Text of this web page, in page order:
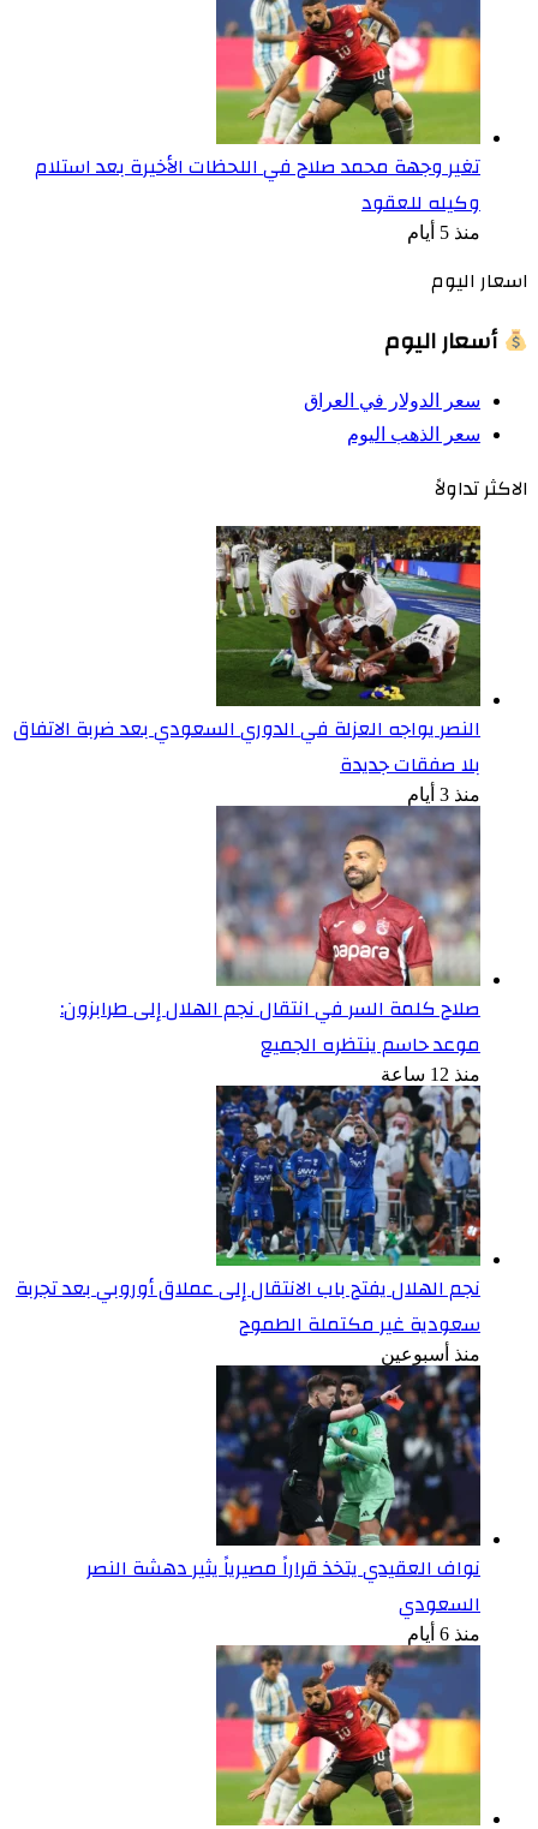
تغير وجهة محمد صلاح في اللحظات الأخيرة بعد استلام
وكيله للعقود
منذ 5 أيام
اسعار اليوم
أسعار اليوم
سعر الدولار في العراق
سعر الذهب اليوم
الاكثر تداولاً
النصر يواجه العزلة في الدوري السعودي بعد ضربة الاتفاق
بلا صفقات جديدة
منذ 3 أيام
صلاح كلمة السر في انتقال نجم الهلال إلى طرابزون:
موعد حاسم ينتظره الجميع
منذ 12 ساعة
نجم الهلال يفتح باب الانتقال إلى عملاق أوروبي بعد تجربة
سعودية غير مكتملة الطموح
منذ أسبوعين
نواف العقيدي يتخذ قراراً مصيرياً يثير دهشة النصر
السعودي
منذ 6 أيام